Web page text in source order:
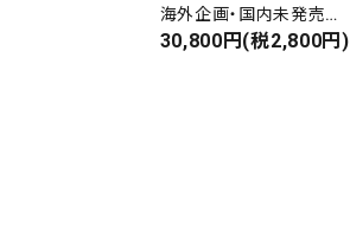
海外企画・国内未発売
WAIST BAG
30,800円(税2,800円)